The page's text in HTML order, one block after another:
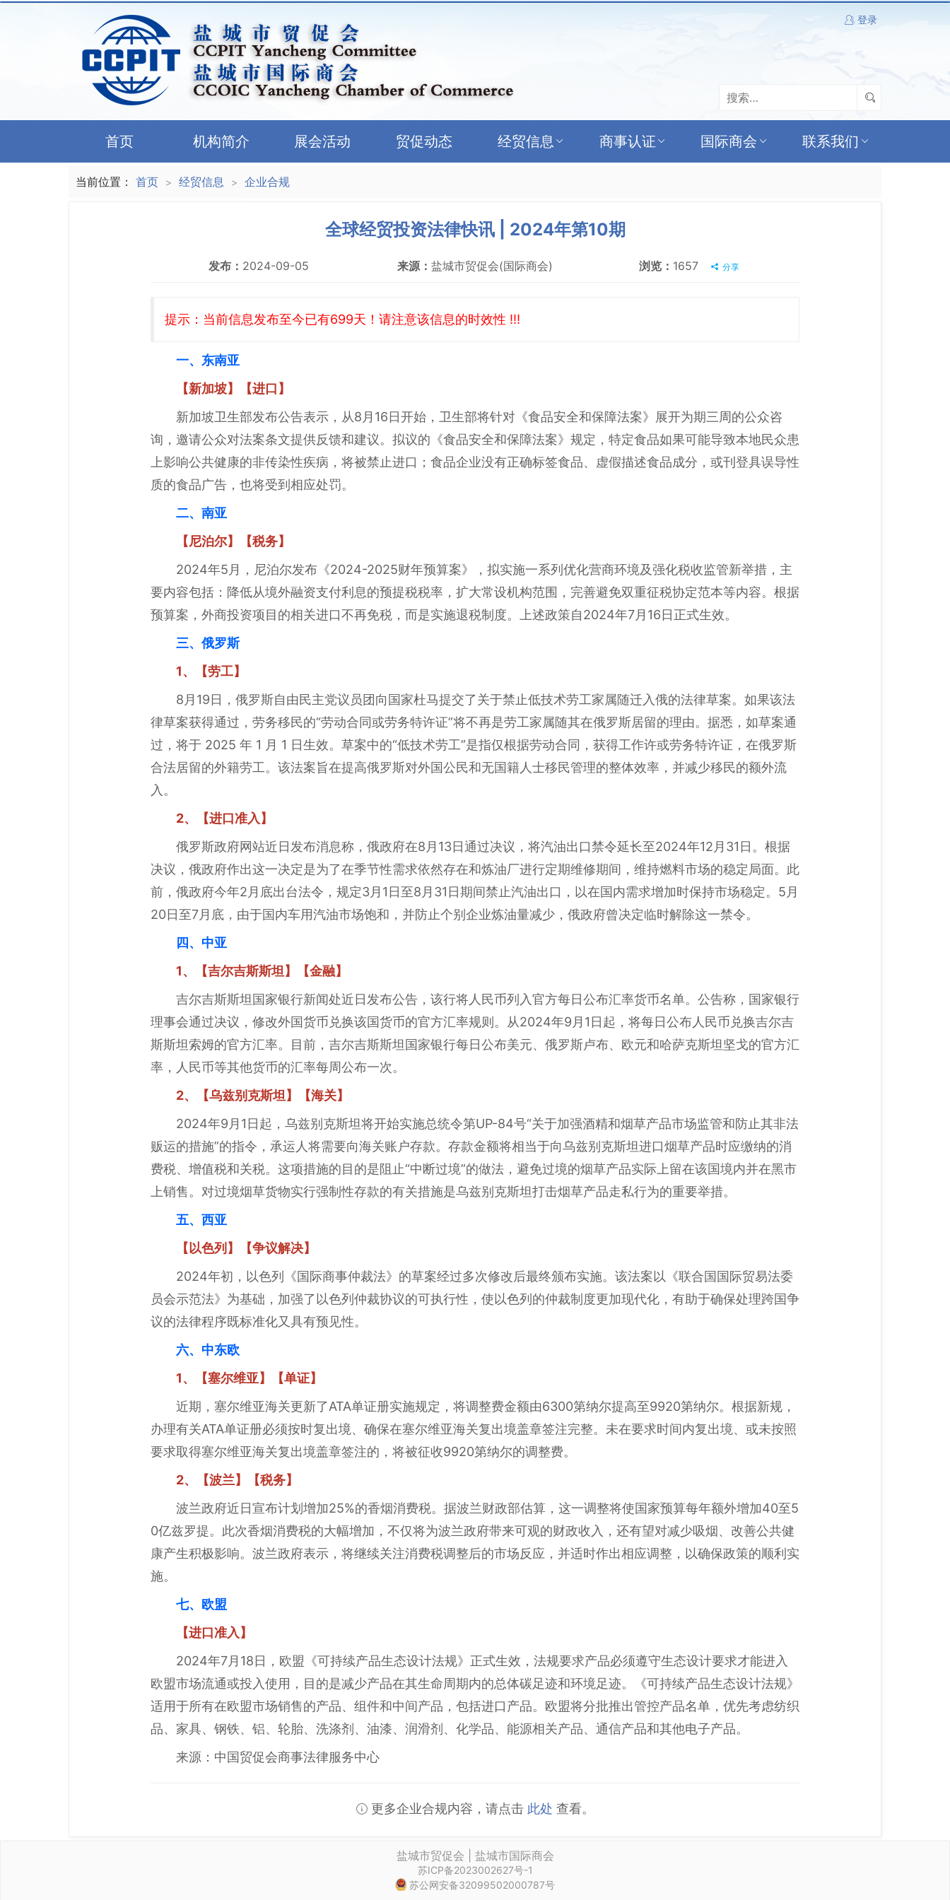
登录
首页 机构简介 展会活动 贸促动态 经贸信息 商事认证 国际商会 联系我们
当前位置： 首页 > 经贸信息 > 企业合规
全球经贸投资法律快讯 | 2024年第10期
发布： 2024-09-05 来源： 盐城市贸促会(国际商会) 浏览： 1657 分享
提示：当前信息发布至今已有699天！请注意该信息的时效性 !!!
一、东南亚
【新加坡】【进口】
新加坡卫生部发布公告表示，从8月16日开始，卫生部将针对《食品安全和保障法案》展开为期三周的公众咨
询，邀请公众对法案条文提供反馈和建议。拟议的《食品安全和保障法案》规定，特定食品如果可能导致本地民众患
上影响公共健康的非传染性疾病，将被禁止进口；食品企业没有正确标签食品、虚假描述食品成分，或刊登具误导性
质的食品广告，也将受到相应处罚。
二、南亚
【尼泊尔】【税务】
2024年5月，尼泊尔发布《2024-2025财年预算案》，拟实施一系列优化营商环境及强化税收监管新举措，主
要内容包括：降低从境外融资支付利息的预提税税率，扩大常设机构范围，完善避免双重征税协定范本等内容。根据
预算案，外商投资项目的相关进口不再免税，而是实施退税制度。上述政策自2024年7月16日正式生效。
三、俄罗斯
1、【劳工】
8月19日，俄罗斯自由民主党议员团向国家杜马提交了关于禁止低技术劳工家属随迁入俄的法律草案。如果该法
律草案获得通过，劳务移民的“劳动合同或劳务特许证”将不再是劳工家属随其在俄罗斯居留的理由。据悉，如草案通
过，将于 2025 年 1 月 1 日生效。草案中的“低技术劳工”是指仅根据劳动合同，获得工作许或劳务特许证，在俄罗斯
合法居留的外籍劳工。该法案旨在提高俄罗斯对外国公民和无国籍人士移民管理的整体效率，并减少移民的额外流
入。
2、【进口准入】
俄罗斯政府网站近日发布消息称，俄政府在8月13日通过决议，将汽油出口禁令延长至2024年12月31日。根据
决议，俄政府作出这一决定是为了在季节性需求依然存在和炼油厂进行定期维修期间，维持燃料市场的稳定局面。此
前，俄政府今年2月底出台法令，规定3月1日至8月31日期间禁止汽油出口，以在国内需求增加时保持市场稳定。5月
20日至7月底，由于国内车用汽油市场饱和，并防止个别企业炼油量减少，俄政府曾决定临时解除这一禁令。
四、中亚
1、【吉尔吉斯斯坦】【金融】
吉尔吉斯斯坦国家银行新闻处近日发布公告，该行将人民币列入官方每日公布汇率货币名单。公告称，国家银行
理事会通过决议，修改外国货币兑换该国货币的官方汇率规则。从2024年9月1日起，将每日公布人民币兑换吉尔吉
斯斯坦索姆的官方汇率。目前，吉尔吉斯斯坦国家银行每日公布美元、俄罗斯卢布、欧元和哈萨克斯坦坚戈的官方汇
率，人民币等其他货币的汇率每周公布一次。
2、【乌兹别克斯坦】【海关】
2024年9月1日起，乌兹别克斯坦将开始实施总统令第UP-84号“关于加强酒精和烟草产品市场监管和防止其非法
贩运的措施”的指令，承运人将需要向海关账户存款。存款金额将相当于向乌兹别克斯坦进口烟草产品时应缴纳的消
费税、增值税和关税。这项措施的目的是阻止“中断过境”的做法，避免过境的烟草产品实际上留在该国境内并在黑市
上销售。对过境烟草货物实行强制性存款的有关措施是乌兹别克斯坦打击烟草产品走私行为的重要举措。
五、西亚
【以色列】【争议解决】
2024年初，以色列《国际商事仲裁法》的草案经过多次修改后最终颁布实施。该法案以《联合国国际贸易法委
员会示范法》为基础，加强了以色列仲裁协议的可执行性，使以色列的仲裁制度更加现代化，有助于确保处理跨国争
议的法律程序既标准化又具有预见性。
六、中东欧
1、【塞尔维亚】【单证】
近期，塞尔维亚海关更新了ATA单证册实施规定，将调整费金额由6300第纳尔提高至9920第纳尔。根据新规，
办理有关ATA单证册必须按时复出境、确保在塞尔维亚海关复出境盖章签注完整。未在要求时间内复出境、或未按照
要求取得塞尔维亚海关复出境盖章签注的，将被征收9920第纳尔的调整费。
2、【波兰】【税务】
波兰政府近日宣布计划增加25%的香烟消费税。据波兰财政部估算，这一调整将使国家预算每年额外增加40至5
0亿兹罗提。此次香烟消费税的大幅增加，不仅将为波兰政府带来可观的财政收入，还有望对减少吸烟、改善公共健
康产生积极影响。波兰政府表示，将继续关注消费税调整后的市场反应，并适时作出相应调整，以确保政策的顺利实
施。
七、欧盟
【进口准入】
2024年7月18日，欧盟《可持续产品生态设计法规》正式生效，法规要求产品必须遵守生态设计要求才能进入
欧盟市场流通或投入使用，目的是减少产品在其生命周期内的总体碳足迹和环境足迹。《可持续产品生态设计法规》
适用于所有在欧盟市场销售的产品、组件和中间产品，包括进口产品。欧盟将分批推出管控产品名单，优先考虑纺织
品、家具、钢铁、铝、轮胎、洗涤剂、油漆、润滑剂、化学品、能源相关产品、通信产品和其他电子产品。
来源：中国贸促会商事法律服务中心
更多企业合规内容，请点击 此处 查看。
盐城市贸促会 | 盐城市国际商会
苏ICP备2023002627号-1
苏公网安备32099502000787号